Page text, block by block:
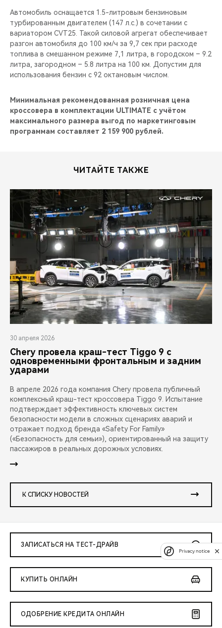
Автомобиль оснащается 1.5-литровым бензиновым
турбированным двигателем (147 л.с.) в сочетании с
вариатором CVT25. Такой силовой агрегат обеспечивает
разгон автомобиля до 100 км/ч за 9,7 сек при расходе
топлива в смешанном режиме 7,1 литра, в городском – 9.2
литра, загородном – 5.8 литра на 100 км. Допустим для
использования бензин с 92 октановым числом.
Минимальная рекомендованная розничная цена
кроссовера в комплектации ULTIMATE с учётом
максимального размера выгод по маркетинговым
программам составляет 2 159 900 рублей.
ЧИТАЙТЕ ТАКЖЕ
30 апреля 2026
Chery провела краш-тест Tiggo 9 с
одновременными фронтальным и задним
ударами
В апреле 2026 года компания Chery провела публичный
комплексный краш-тест кроссовера Tiggo 9. Испытание
подтверждает эффективность ключевых систем
безопасности модели в сложных сценариях аварий и
отражает подход бренда «Safety For Family»
(«Безопасность для семьи»), ориентированный на защиту
пассажиров в реальных дорожных условиях.
К СПИСКУ НОВОСТЕЙ
ЗАПИСАТЬСЯ НА ТЕСТ-ДРАЙВ
КУПИТЬ ОНЛАЙН
ОДОБРЕНИЕ КРЕДИТА ОНЛАЙН
Privacy notice